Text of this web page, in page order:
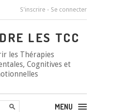
S'inscrire - Se connecter
LES TCC
les Thérapies
Cognitives et
MENU